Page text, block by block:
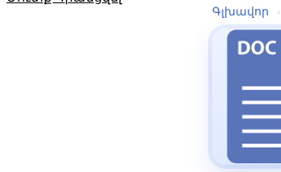
Գլխավոր ›